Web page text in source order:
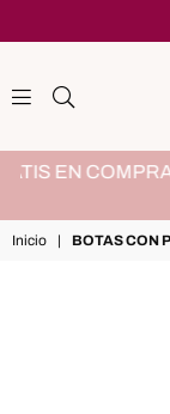
MX PAGA A
Inicio | BOTAS CON